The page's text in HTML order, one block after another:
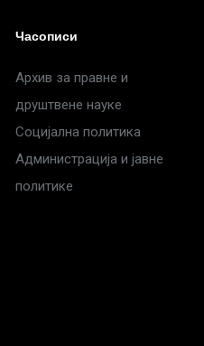
Часописи
Архив за правне и
друштвене науке
Социјална политика
Администрација и јавне
политике